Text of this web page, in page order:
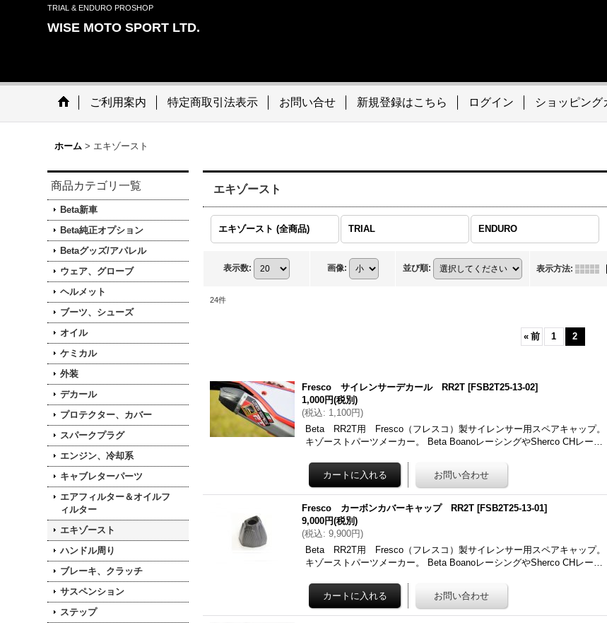
TRIAL & ENDURO PROSHOP
WISE MOTO SPORT LTD.
ご利用案内 特定商取引法表示 お問い合せ 新規登録はこちら ログイン ショッピング
ホーム > エキゾースト
商品カテゴリ一覧
Beta新車
Beta純正オプション
Betaグッズ/アパレル
ウェア、グローブ
ヘルメット
ブーツ、シューズ
オイル
ケミカル
外装
デカール
プロテクター、カバー
スパークプラグ
エンジン、冷却系
キャブレターパーツ
エアフィルター＆オイルフ
ィルター
エキゾースト
ハンドル周り
ブレーキ、クラッチ
サスペンション
ステップ
エキゾースト
エキゾースト (全商品) TRIAL ENDURO
表示数: 画像: 並び順: 表示方法:
24件
« 前 1 2
Fresco サイレンサーデカール RR2T [FSB2T25-13-02]
1,000円(税別)
(税込: 1,100円)
Beta RR2T用 Fresco（フレスコ）製サイレンサー用スペアキャップ。
キゾーストパーツメーカー。 Beta BoanoレーシングやSherco CHレー…
Fresco カーボンカバーキャップ RR2T [FSB2T25-13-01]
9,000円(税別)
(税込: 9,900円)
Beta RR2T用 Fresco（フレスコ）製サイレンサー用スペアキャップ。
キゾーストパーツメーカー。 Beta BoanoレーシングやSherco CHレー…